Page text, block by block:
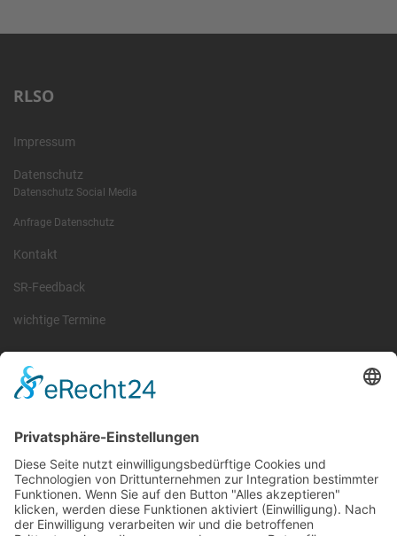
RLSO
Impressum
Datenschutz
Datenschutz Social Media
Anfrage Datenschutz
Kontakt
SR-Feedback
wichtige Termine
Information
Sachsen und Thüringen. Er ist als eingetragener Verein tätig und
gleichzeitig Veranstalter der Spiele der Regionalliga in
verschiedenen Ligen.